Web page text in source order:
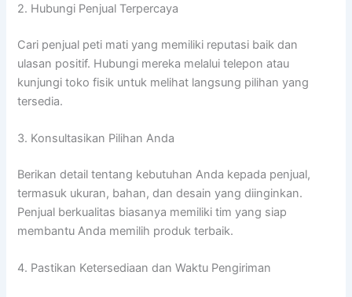
2. Hubungi Penjual Terpercaya
Cari penjual peti mati yang memiliki reputasi baik dan
ulasan positif. Hubungi mereka melalui telepon atau
kunjungi toko fisik untuk melihat langsung pilihan yang
tersedia.
3. Konsultasikan Pilihan Anda
Berikan detail tentang kebutuhan Anda kepada penjual,
termasuk ukuran, bahan, dan desain yang diinginkan.
Penjual berkualitas biasanya memiliki tim yang siap
membantu Anda memilih produk terbaik.
4. Pastikan Ketersediaan dan Waktu Pengiriman